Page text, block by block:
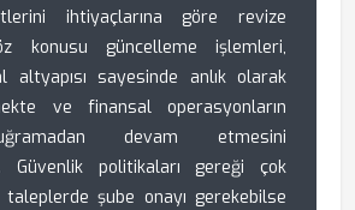
ihtiyaçlarına göre revize
konusu güncelleme işlemleri,
altyapısı sayesinde anlık olarak
ve finansal operasyonların
devam etmesini
Güvenlik politikaları gereği çok
şube onayı gerekebilse